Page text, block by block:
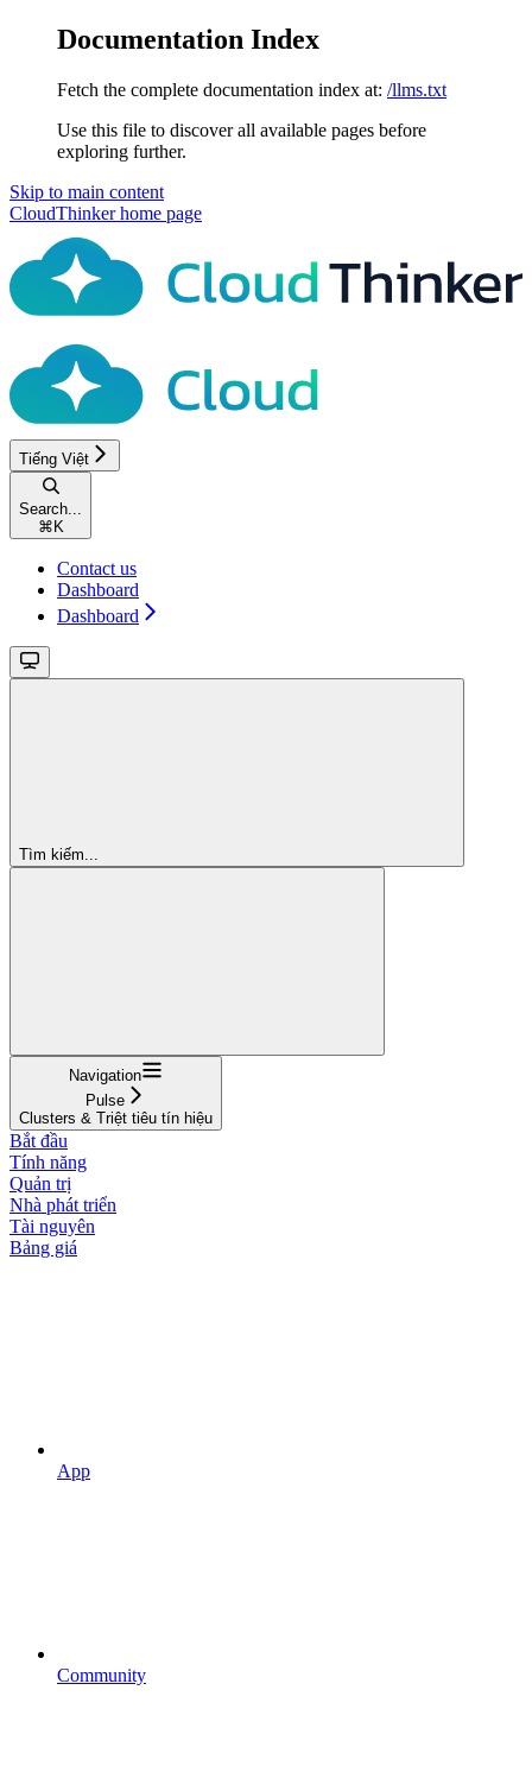
Documentation Index
Fetch the complete documentation index at: /llms.txt
Use this file to discover all available pages before
exploring further.
Skip to main content
CloudThinkerhome page
Tiếng Việt
Search...
⌘K
Contact us
Dashboard
Dashboard
Tìm kiếm...
Navigation
Pulse
Clusters & Triệt tiêu tín hiệu
Bắt đầu
Tính năng
Quản trị
Nhà phát triển
Tài nguyên
Bảng giá
App
Community